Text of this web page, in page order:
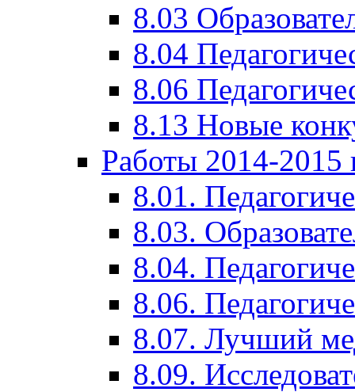
8.03
8.04
8.06
8.13 Новые
Работы 2014-2015
8.01.
8.03.
8.04.
8.06.
8.07. Лучший
8.09.